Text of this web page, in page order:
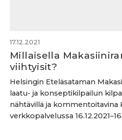
17.12.2021
Millaisella
viihtyisit?
Helsingin Eteläsataman
laatu- ja konseptikilpailun
nähtävillä ja kommentoitavina
verkkopalvelussa